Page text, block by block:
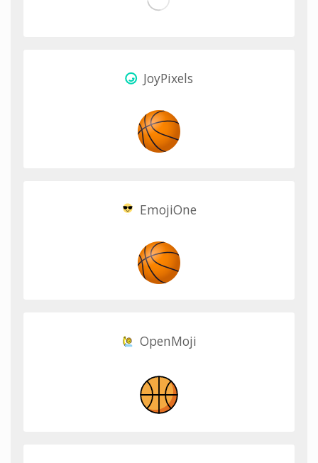
JoyPixels
EmojiOne
OpenMoji